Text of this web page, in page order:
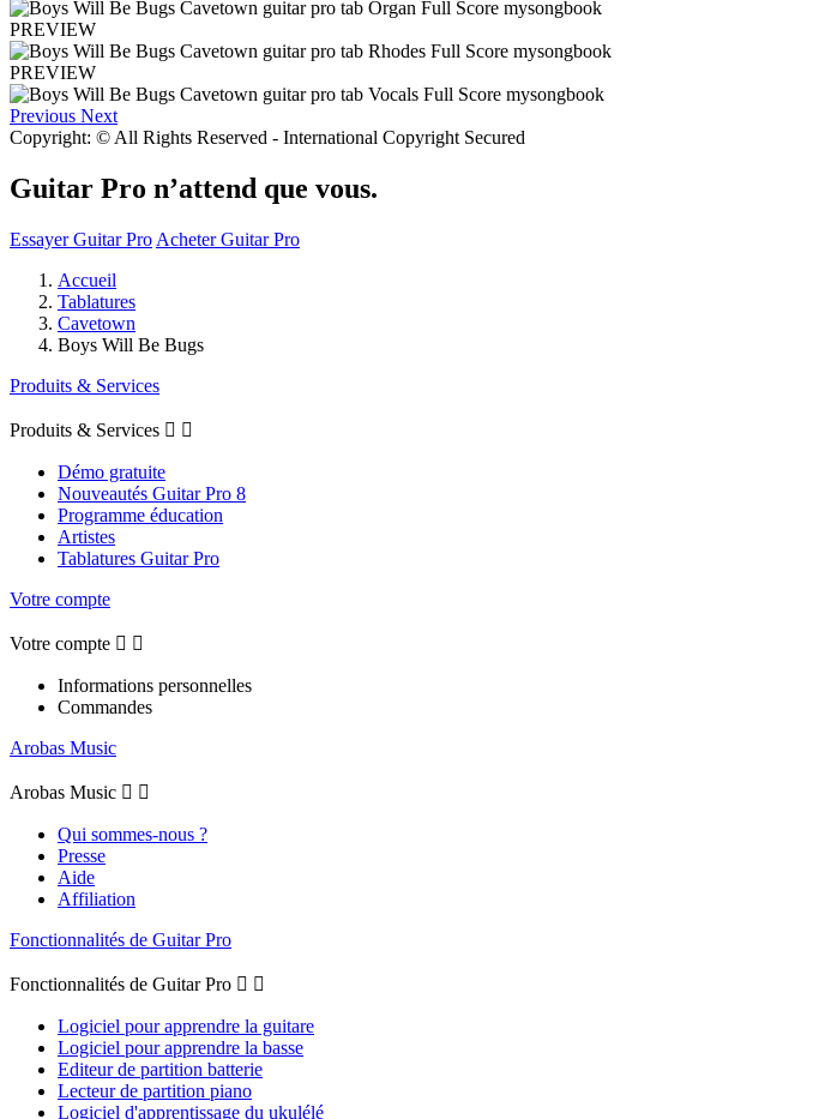
PREVIEW
PREVIEW
Previous Next
Copyright: © All Rights Reserved - International Copyright Secured
Guitar Pro n’attend que vous.
Essayer Guitar Pro Acheter Guitar Pro
Accueil
Tablatures
Cavetown
Boys Will Be Bugs
Produits & Services
Produits & Services  
Démo gratuite
Nouveautés Guitar Pro 8
Programme éducation
Artistes
Tablatures Guitar Pro
Votre compte
Votre compte  
Informations personnelles
Commandes
Arobas Music
Arobas Music  
Qui sommes-nous ?
Presse
Aide
Affiliation
Fonctionnalités de Guitar Pro
Fonctionnalités de Guitar Pro  
Logiciel pour apprendre la guitare
Logiciel pour apprendre la basse
Editeur de partition batterie
Lecteur de partition piano
Logiciel d'apprentissage du ukulélé